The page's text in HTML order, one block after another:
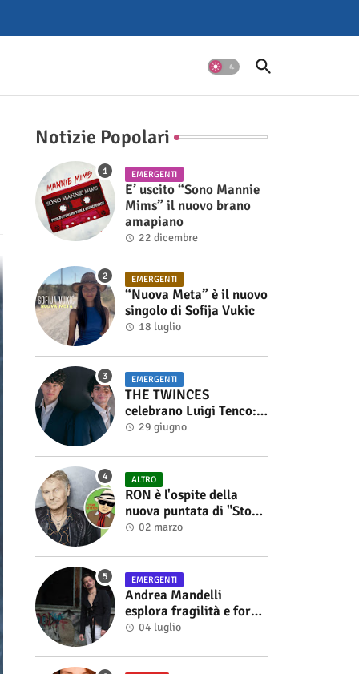
Notizie Popolari
EMERGENTI
E’ uscito “Sono Mannie
Mims” il nuovo brano
amapiano
22 dicembre
EMERGENTI
“Nuova Meta” è il nuovo
singolo di Sofija Vukic
18 luglio
EMERGENTI
THE TWINCES
celebrano Luigi Tenco:
fuori singolo e video di
29 giugno
ALTRO
RON è l'ospite della
nuova puntata di "Storie
di Musica", in onda sul
Alberto Salerno
02 marzo
EMERGENTI
Andrea Mandelli
esplora fragilità e forza
nel videoclip di “Sofia”
04 luglio